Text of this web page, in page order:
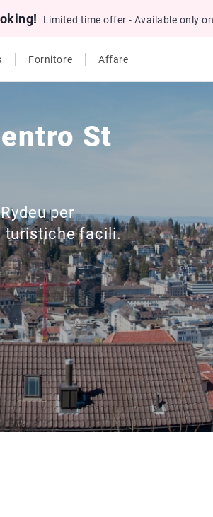
Limited time offer - Available only
Fornitore Affare
St
per
turistiche facili.